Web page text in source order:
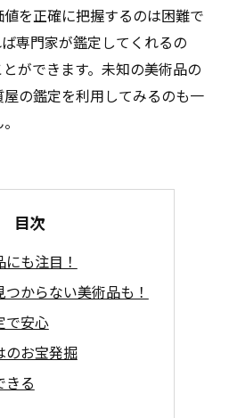
を正確に把握するのは困難で
専門家が鑑定してくれるの
ができます。未知の美術品の
の鑑定を利用してみるのも一
目次
も注目！
からない美術品も！
で安心
のお宝発掘
きる